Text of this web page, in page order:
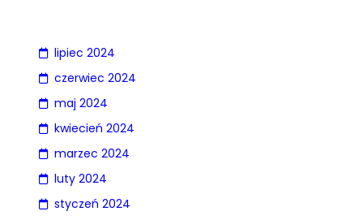
lipiec 2024
czerwiec 2024
maj 2024
kwiecień 2024
marzec 2024
luty 2024
styczeń 2024